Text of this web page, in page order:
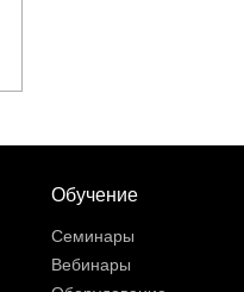
Обучение
Семинары
Вебинары